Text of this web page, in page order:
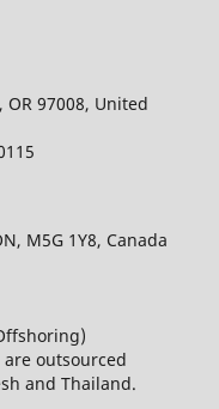
OR 97008, United
M5G 1Y8, Canada
outsourced
and Thailand.